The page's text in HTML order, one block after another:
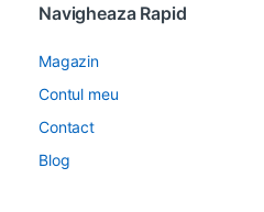
Navigheaza Rapid
Magazin
Contul meu
Contact
Blog